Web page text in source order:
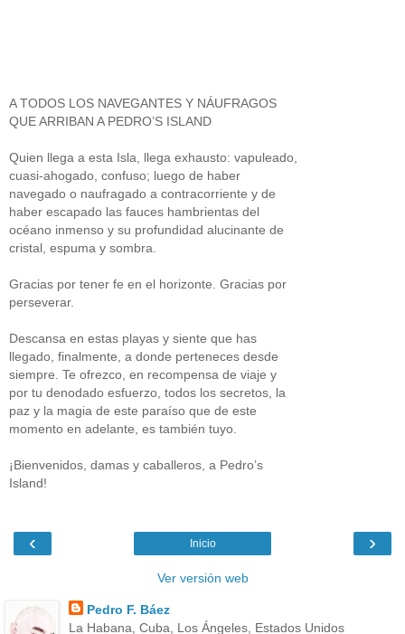
A TODOS LOS NAVEGANTES Y NÁUFRAGOS
QUE ARRIBAN A PEDRO’S ISLAND
Quien llega a esta Isla, llega exhausto: vapuleado,
cuasi-ahogado, confuso; luego de haber
navegado o naufragado a contracorriente y de
haber escapado las fauces hambrientas del
océano inmenso y su profundidad alucinante de
cristal, espuma y sombra.
Gracias por tener fe en el horizonte. Gracias por
perseverar.
Descansa en estas playas y siente que has
llegado, finalmente, a donde perteneces desde
siempre. Te ofrezco, en recompensa de viaje y
por tu denodado esfuerzo, todos los secretos, la
paz y la magia de este paraíso que de este
momento en adelante, es también tuyo.
¡Bienvenidos, damas y caballeros, a Pedro’s
Island!
‹ ›
Inicio
Ver versión web
Pedro F. Báez
La Habana, Cuba, Los Ángeles, Estados Unidos